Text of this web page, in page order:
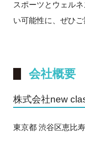
スポーツとウェル
い可能性に、ぜひご
会社概要
株式会社new
東京都 渋谷区恵比